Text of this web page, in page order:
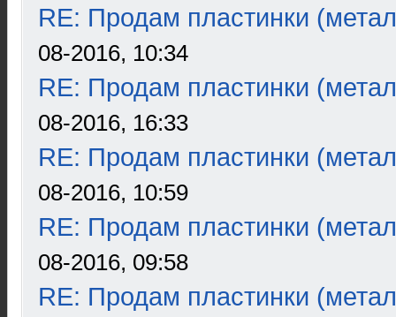
RE: Продам пластинки
08-2016, 10:34
RE: Продам пластинки
08-2016, 16:33
RE: Продам пластинки
08-2016, 10:59
RE: Продам пластинки
08-2016, 09:58
RE: Продам пластинки